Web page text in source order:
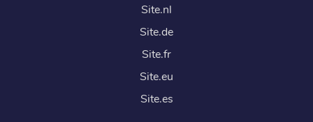
Site.nl
Site.de
Site.fr
Site.eu
Site.es